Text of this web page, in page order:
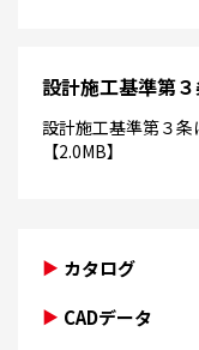
設計施工基準第
設計施工基準第３
【2.0MB】
カタログ
CADデータ